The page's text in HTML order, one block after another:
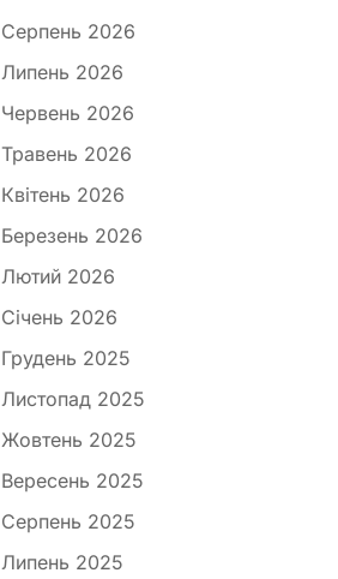
Серпень 2026
Липень 2026
Червень 2026
Травень 2026
Квітень 2026
Березень 2026
Лютий 2026
Січень 2026
Грудень 2025
Листопад 2025
Жовтень 2025
Вересень 2025
Серпень 2025
Липень 2025